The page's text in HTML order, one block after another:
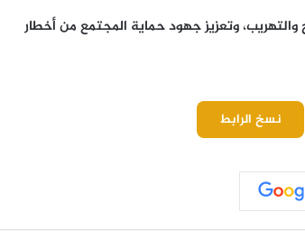
والتهريب، وتعزيز جهود حماية المجتمع من أخطار
نسخ الرابط